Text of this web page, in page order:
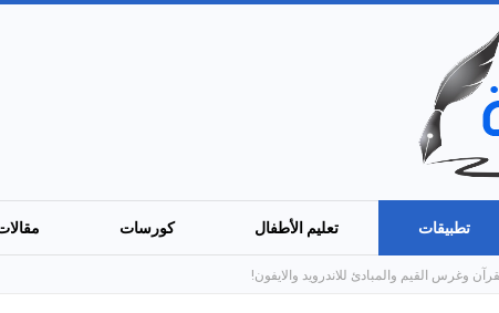
تطبيقات تعليم الأطفال كورسات
وغرس القيم والمبادئ للاندرويد والايفون!